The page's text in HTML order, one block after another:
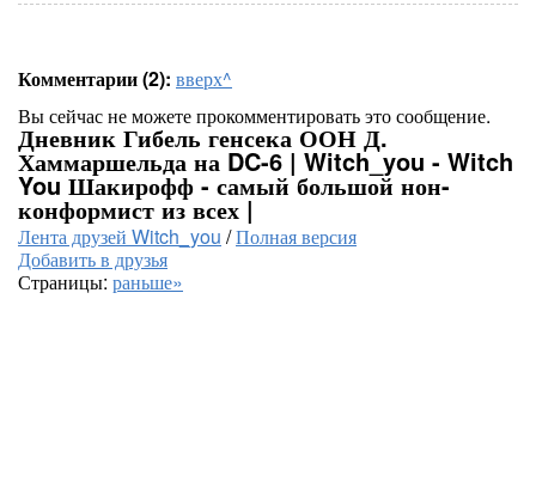
Комментарии (2): вверх^
Вы сейчас не можете прокомментировать это сообщение.
Дневник Гибель генсека ООН Д.
Хаммаршельда на DC-6 | Witch_you - Witch
You Шакирофф - самый большой нон-
конформист из всех |
Лента друзей Witch_you /Полная версия
Добавить в друзья
Страницы: раньше»